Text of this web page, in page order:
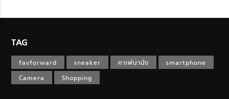
TAG
favforward sneaker คาเฟ่น่านั่ง
smartphone
Camera
Shopping